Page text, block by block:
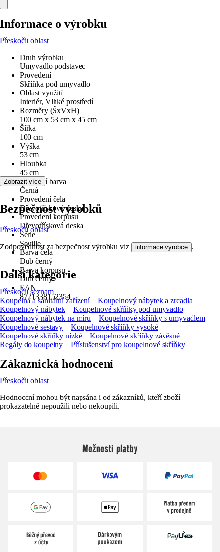
Informace o výrobku
Přeskočit oblast
Druh výrobku
Umyvadlo podstavec
Provedení
Skříňka pod umyvadlo
Oblast využití
Interiér, Vlhké prostředí
Rozměry (ŠxVxH)
100 cm x 53 cm x 45 cm
Šířka
100 cm
Výška
53 cm
Hloubka
45 cm
Základní barva
Černá
Provedení čela
Dřevotřísková deska
Provedení korpusu
Dřevotřísková deska
Série
Seville
Barva čela
Dub černý
Barva korpusu
Dub černý
EAN
8721338152354
Zobrazit více
Bezpečnost výrobků
Přeskočit oblast
Zodpovědnost za bezpečnost výrobku viz informace výrobce .
Další kategorie
Přeskočit seznam
Koupelna a sanitární zařízení
Koupelnový nábytek a zrcadla
Koupelnový nábytek
Koupelnové skříňky pod umyvadlo
Koupelnový nábytek na míru
Koupelnové skříňky s umyvadlem
Koupelnové sestavy
Koupelnové skříňky vysoké
Koupelnové skříňky nízké
Koupelnové skříňky závěsné
Regály do koupelny
Příslušenství pro koupelnové skříňky
Zákaznická hodnocení
Přeskočit oblast
Hodnocení mohou být napsána i od zákazníků, kteří zboží
prokazatelně nepoužili nebo nekoupili.
Možnosti platby